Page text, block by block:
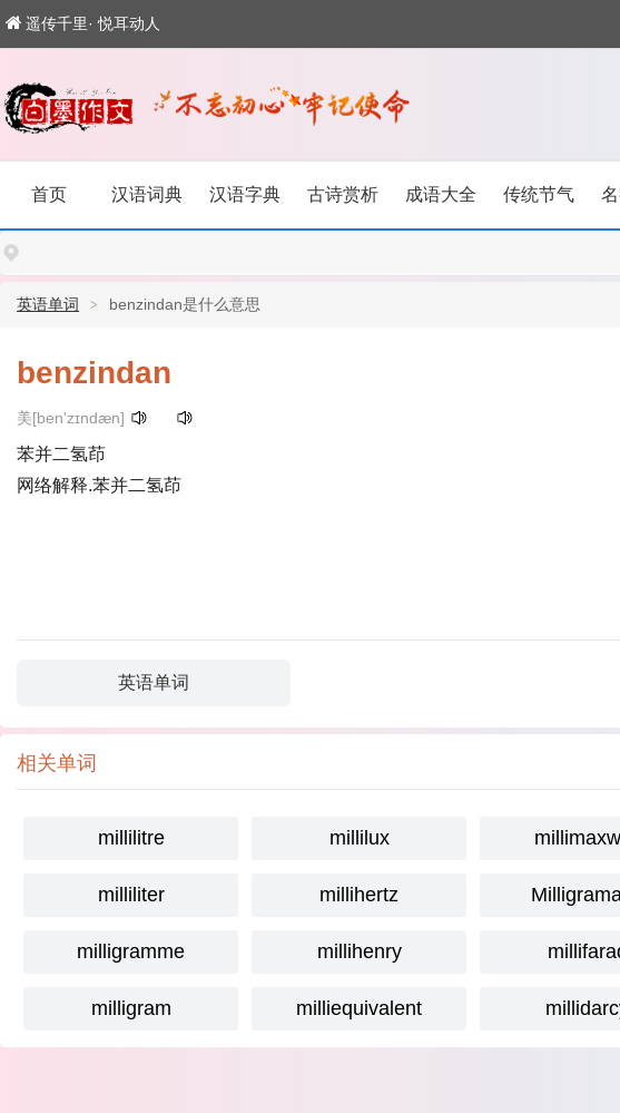
遥传千里· 悦耳动人
首页 汉语词典 汉语字典 古诗赏析 成语大全 传统节气
英语单词 benzindan是什么意思
benzindan
美[ben'zɪndæn]
苯并二氢茚
网络解释.苯并二氢茚
英语单词
相关单词
millilitre millilux
milliliter millihertz
milligramme millihenry
milligram milliequivalent